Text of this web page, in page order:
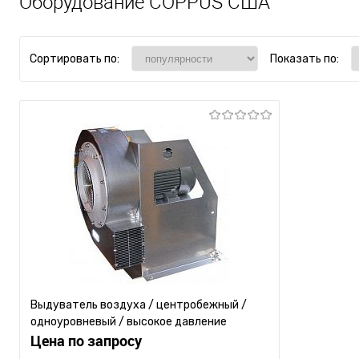
Сортировать по: Показать по:
Выдуватель воздуха / центробежный /
одноуровневый / высокое давление
Цена по запросу